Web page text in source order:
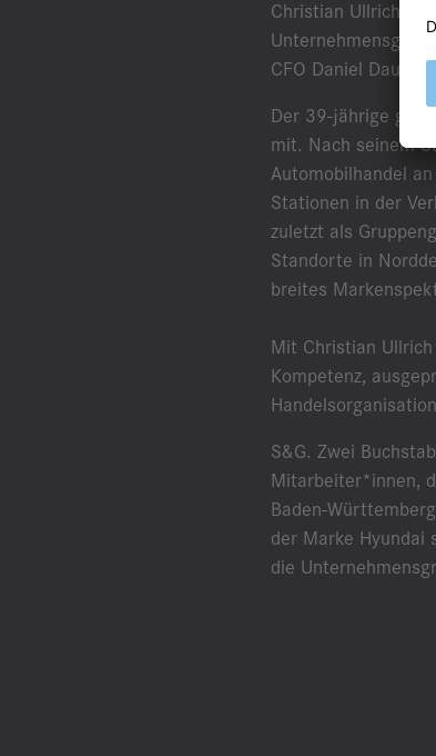
Christian Ullrich
CFO Daniel
Der 39-jährige
mit. Nach seinem
Automobilhandel
Stationen in der
zuletzt als
Standorte in
breites
Mit Christian
Kompetenz,
S&G. Zwei
Mitarbeiter*innen,
Baden-
der Marke Hyundai
die